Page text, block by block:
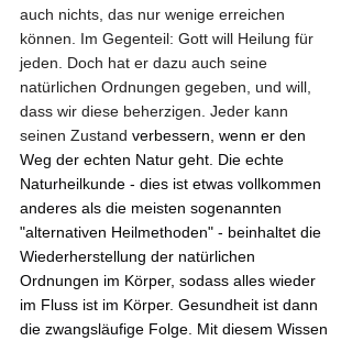
auch nichts, das nur wenige erreichen
können. Im Gegenteil: Gott will Heilung für
jeden. Doch hat er dazu auch seine
natürlichen Ordnungen gegeben, und will,
dass wir diese beherzigen. Jeder kann
seinen Zustand verbessern, wenn er den
Weg der echten Natur geht. Die echte
Naturheilkunde - dies ist etwas vollkommen
anderes als die meisten sogenannten
"alternativen Heilmethoden" - beinhaltet die
Wiederherstellung der natürlichen
Ordnungen im Körper, sodass alles wieder
im Fluss ist im Körper. Gesundheit ist dann
die zwangsläufige Folge. Mit diesem Wissen